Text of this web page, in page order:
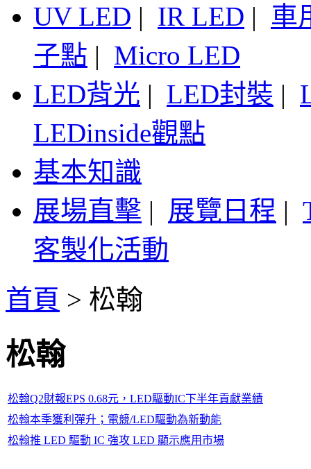
UV LED | IR LED | 車
子點 | Micro LED
LED背光 | LED封裝 |
LEDinside觀點
基本知識
展場直擊 | 展覽日程 |
客製化活動
首頁 > 松翰
松翰
松翰Q2財報EPS 0.68元，LED驅動IC下半年貢獻業績
松翰本季獲利彈升；電競/LED驅動為新動能
松翰推 LED 驅動 IC 強攻 LED 顯示應用市場